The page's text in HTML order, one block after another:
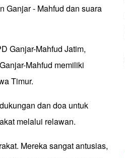
Ganjar - Mahfud dan suara
Ganjar-Mahfud Jatim,
Mahfud memiliki
Timur.
dan doa untuk
melalui relawan.
Mereka sangat antusias,